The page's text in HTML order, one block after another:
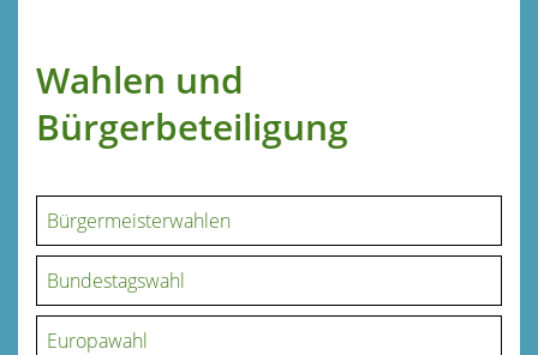
Wahlen und
Bürgerbeteiligung
Bürgermeisterwahlen
Bundestagswahl
Europawahl